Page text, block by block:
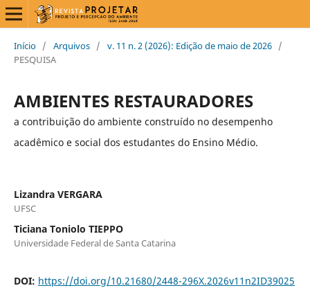
Início / Arquivos / v. 11 n. 2 (2026): Edição de maio de 2026 /
PESQUISA
AMBIENTES RESTAURADORES
a contribuição do ambiente construído no desempenho
acadêmico e social dos estudantes do Ensino Médio.
Lizandra VERGARA
UFSC
Ticiana Toniolo TIEPPO
Universidade Federal de Santa Catarina
DOI: https://doi.org/10.21680/2448-296X.2026v11n2ID39025